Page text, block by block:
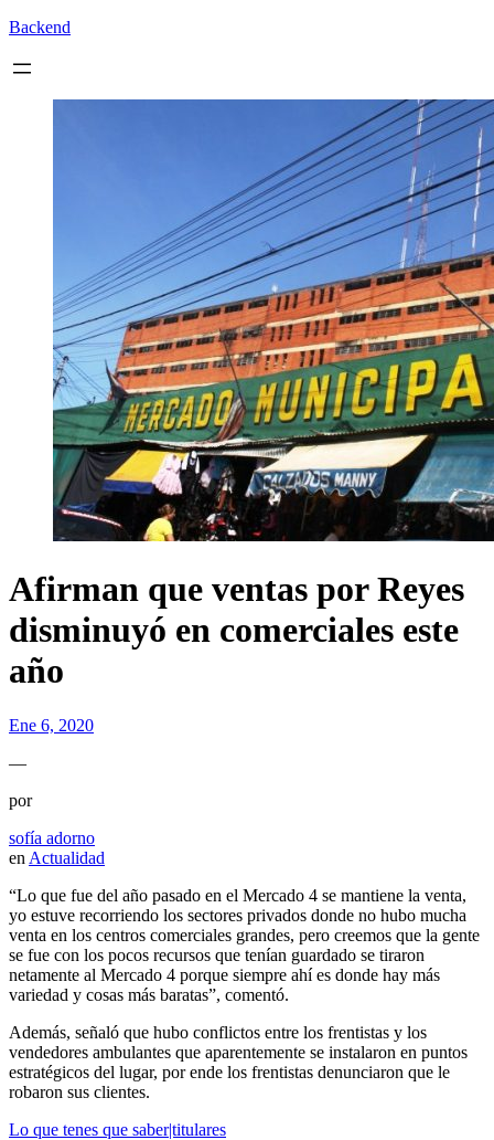
Backend
Afirman que ventas por Reyes
disminuyó en comerciales este
año
Ene 6, 2020
—
por
sofía adorno
en Actualidad
“Lo que fue del año pasado en el Mercado 4 se mantiene la venta,
yo estuve recorriendo los sectores privados donde no hubo mucha
venta en los centros comerciales grandes, pero creemos que la gente
se fue con los pocos recursos que tenían guardado se tiraron
netamente al Mercado 4 porque siempre ahí es donde hay más
variedad y cosas más baratas”, comentó.
Además, señaló que hubo conflictos entre los frentistas y los
vendedores ambulantes que aparentemente se instalaron en puntos
estratégicos del lugar, por ende los frentistas denunciaron que le
robaron sus clientes.
Lo que tenes que saber|titulares